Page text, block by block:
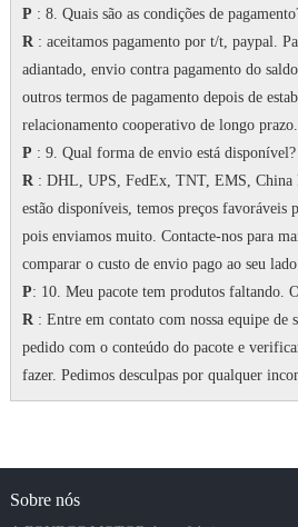
P : 8. Quais são as condições de
R: aceitamos pagamento por t/t, paypal.
adiantado, envio contra pagamento do
outros termos de pagamento depois de
relacionamento cooperativo de longo prazo.
P : 9. Qual forma de envio está disponível?
R: DHL, UPS, FedEx, TNT, EMS, China
estão disponíveis, temos preços favoráveis
pois enviamos muito. Contacte-nos para
comparar o custo de envio pago ao seu
P: 10. Meu pacote tem produtos faltando.
R: Entre em contato com nossa equipe de
pedido com o conteúdo do pacote e
fazer. Pedimos desculpas por qualquer
Sobre nós